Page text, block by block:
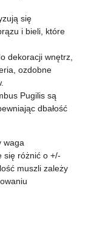
się
i bieli, które
dekoracji wnętrz,
ozdobne
Pugilis są
dbałość
waga
się różnić o +/-
muszli zależy